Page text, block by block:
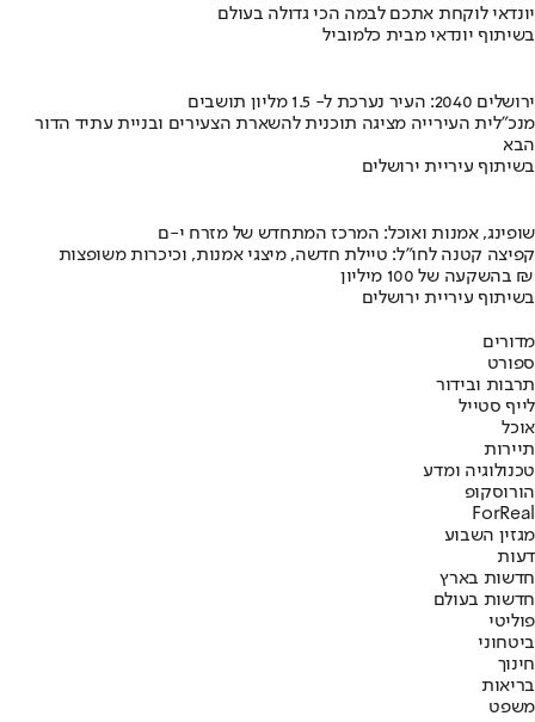
יונדאי לוקחת אתכם לבמה הכי גדולה בעולם
בשיתוף יונדאי מבית כלמוביל
ירושלים 2040: העיר נערכת ל- 1.5 מליון תושבים
מנכ"לית העירייה מציגה תוכנית להשארת הצעירים ובניית עתיד הדור
הבא
בשיתוף עיריית ירושלים
שופינג, אמנות ואוכל: המרכז המתחדש של מזרח י-ם
קפיצה קטנה לחו"ל: טיילת חדשה, מיצגי אמנות, וכיכרות משופצות
בהשקעה של 100 מיליון ₪
בשיתוף עיריית ירושלים
מדורים
ספורט
תרבות ובידור
לייף סטייל
אוכל
תיירות
טכנולוגיה ומדע
הורוסקופ
ForReal
מגזין השבוע
דעות
חדשות בארץ
חדשות בעולם
פוליטי
ביטחוני
חינוך
בריאות
משפט